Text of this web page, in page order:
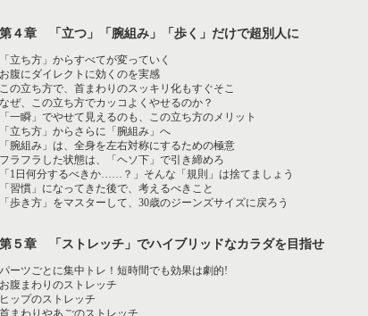
第４章 「立つ」「腕組み」「歩く」だけで超別人に
「立ち方」からすべてが変っていく
お腹にダイレクトに効くのを実感
この立ち方で、首まわりのスッキリ化もすぐそこ
なぜ、この立ち方でカッコよくやせるのか？
「一瞬」でやせて見えるのも、この立ち方のメリット
「立ち方」からさらに「腕組み」へ
「腕組み」は、全身を左右対称にするための極意
フラフラした状態は、「ヘソ下」で引き締めろ
「1日何分するべきか……？」そんな「規則」は捨てましょう
「習慣」になってきた後で、考えるべきこと
「歩き方」をマスターして、30歳のジーンズサイズに戻ろう
第５章 「ストレッチ」でハイブリッドなカラダを目指せ
パーツごとに集中トレ！短時間でも効果は劇的!
お腹まわりのストレッチ
ヒップのストレッチ